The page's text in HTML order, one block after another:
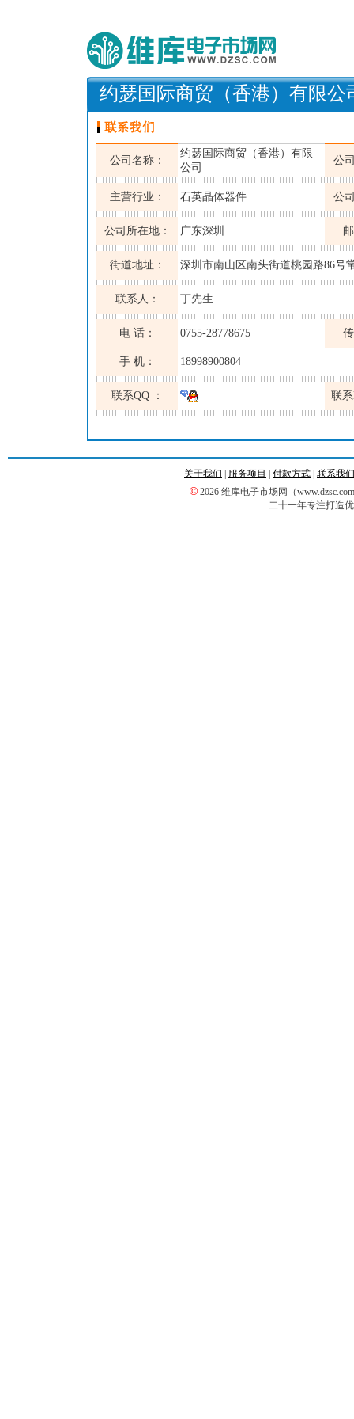
约瑟国际商贸（香港）有限公
公司名称：
约瑟国际商贸（香港）有限
公司
公
主营行业： 石英晶体器件 公
公司所在地： 广东深圳
街道地址： 深圳市南山区南头街道桃园路86号
联系人： 丁先生
电 话： 0755-28778675
手 机： 18998900804
联系QQ ： 联
关于我们 服务项目 付款方式 联系我们
© 2026 维库电子市场网（
二十一年专注打造